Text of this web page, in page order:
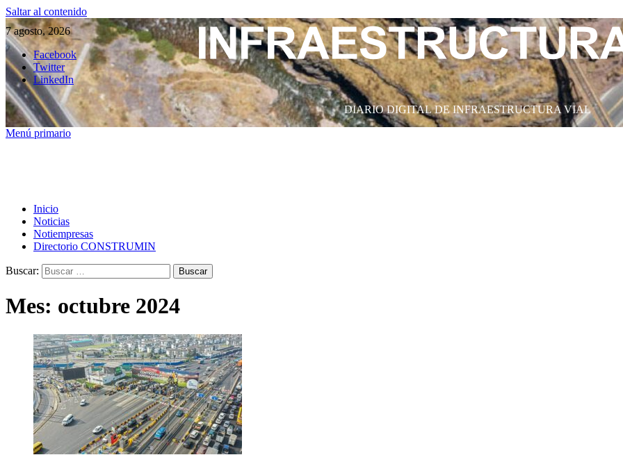
Saltar al contenido
7 agosto, 2026
Facebook
Twitter
LinkedIn
DIARIO DIGITAL DE INFRAESTRUCTURA VIAL
Menú primario
Inicio
Noticias
Notiempresas
Directorio CONSTRUMIN
Buscar:
Mes: octubre 2024